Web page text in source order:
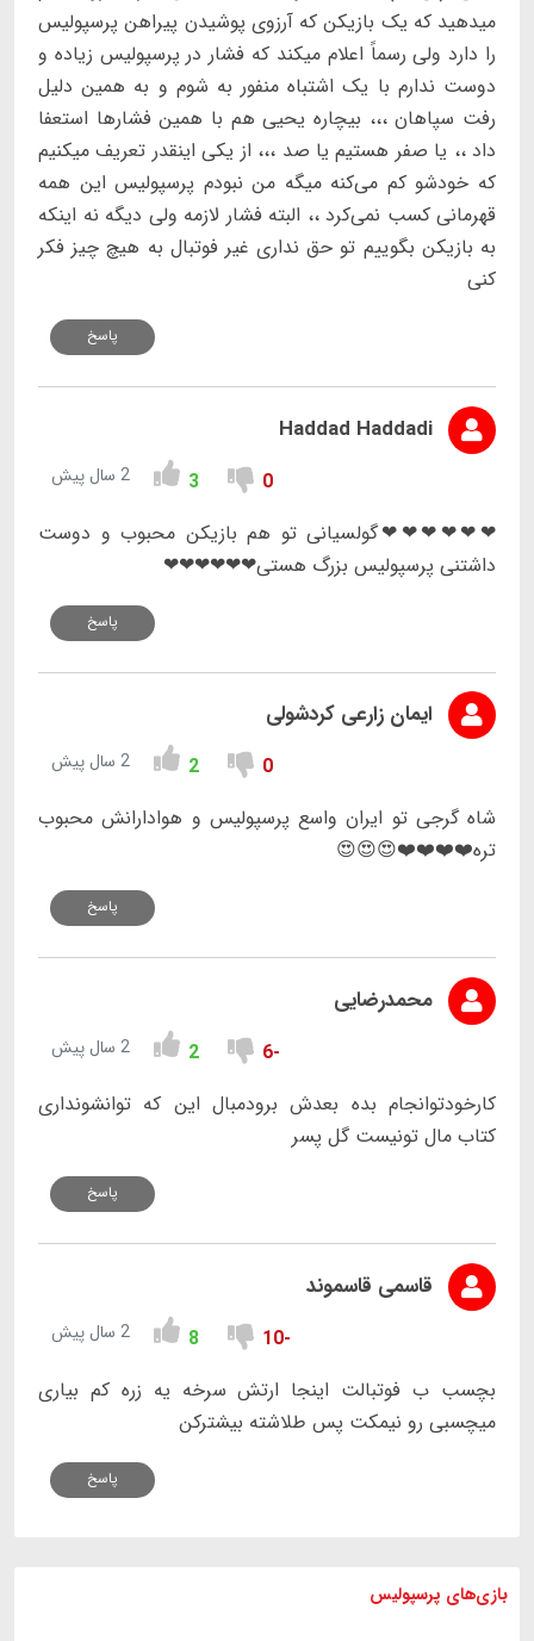
میدهید که یک بازیکن که آرزوی پوشیدن پیراهن پرسپولیس
را دارد ولی رسماً اعلام میکند که فشار در پرسپولیس زیاده و
دوست ندارم با یک اشتباه منفور به شوم و به همین دلیل
رفت سپاهان ،،، بیچاره یحیی هم با همین فشارها استعفا
داد ،، یا صفر هستیم یا صد ،،، از یکی اینقدر تعریف میکنیم
که خودشو کم می‌کنه میگه من نبودم پرسپولیس این همه
قهرمانی کسب نمی‌کرد ،، البته فشار لازمه ولی دیگه نه اینکه
به بازیکن بگوییم تو حق نداری غیر فوتبال به هیچ چیز فکر
کنی
پاسخ
Haddad Haddadi
0
3 2 سال پیش
❤❤❤❤❤❤گولسیانی تو هم بازیکن محبوب و دوست
داشتنی پرسپولیس بزرگ هستی❤❤❤❤❤❤
پاسخ
ایمان زارعی کردشولی
0
2 2 سال پیش
شاه گرجی تو ایران واسع پرسپولیس و هوادارانش محبوب
تره❤️❤️❤️❤️😍😍😍
پاسخ
محمدرضایی
-6
2 2 سال پیش
کارخودتوانجام بده بعدش برودمبال این که توانشونداری
کتاب مال تونیست گل پسر
پاسخ
قاسمی قاسموند
-10
8 2 سال پیش
بچسب ب فوتبالت اینجا ارتش سرخه یه زره کم بیاری
میچسبی رو نیمکت پس طلاشته بیشترکن
پاسخ
بازی های پرسپولیس